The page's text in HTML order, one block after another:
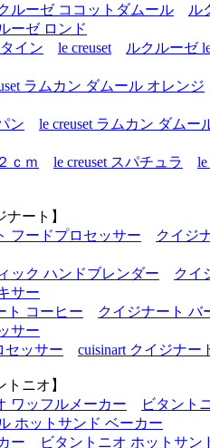
ルーゼ ココットダムール
ル
ーゼ ロンド
イン
le creuset
ルクルーゼ
ラムカン ダムール オレンジ
ン
le creuset ラムカン ダム
ｃｍ
le creuset スパチュラ
le
ート】
フードプロセッサー
クイジ
ック ハンドブレンダー
クイ
サー
ト コーヒー
クイジナート バ
サー
セッサー cuisinart クイジナー
ニオ】
ワッフルメーカー
ビタント
ホットサンド ベーカー
ー
ビタントニオ ホットサン